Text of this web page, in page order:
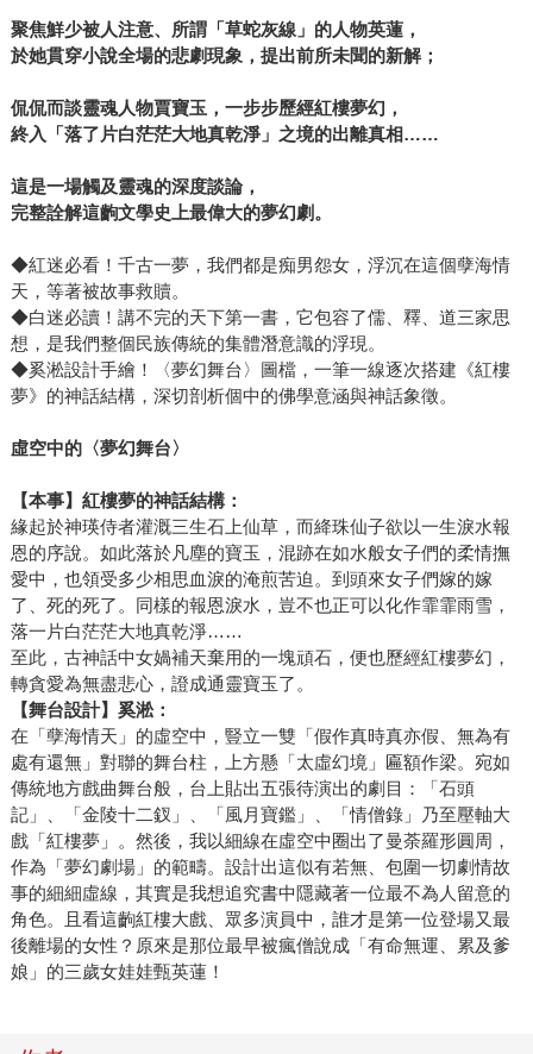
聚焦鮮少被人注意、所謂「草蛇灰線」的人物英蓮，
於她貫穿小說全場的悲劇現象，提出前所未聞的新解；
侃侃而談靈魂人物賈寶玉，一步步歷經紅樓夢幻，
終入
「落了片白茫茫大地真乾淨」之境的出離真相……
這是一場觸及靈魂的深度談論，
完整詮解這齣文學史上最偉大的夢幻劇。
◆紅迷必看！千古一夢，我們都是痴男怨女，浮沉在這個孽海情
天，等著被故事救贖。
◆白迷必讀！講不完的天下第一書，它包容了儒、釋、道三家思
想，是我們整個民族傳統的集體潛意識的浮現。
◆奚淞設計手繪！〈夢幻舞台〉圖檔，一筆一線逐次搭建《紅樓
夢》的神話結構，深切剖析個中的佛學意涵與神話象徵。
虛空中的〈夢幻舞台〉
【本事】 紅樓夢的神話結構：
緣起於神瑛侍者灌溉三生石上仙草，而絳珠仙子欲以一生淚水報
恩的序說。如此落於凡塵的寶玉，混跡在如水般女子們的柔情撫
愛中，也領受多少相思血淚的淹煎苦迫。到頭來女子們嫁的嫁
了、死的死了。同樣的報恩淚水，豈不也正可以化作霏霏雨雪，
落一片白茫茫大地真乾淨……
至此，古神話中女媧補天棄用的一塊頑石，便也歷經紅樓夢幻，
轉貪愛為無盡悲心，證成通靈寶玉了。
【舞台設計】 奚淞：
在「孽海情天」的虛空中，豎立一雙「假作真時真亦假、無為有
處有還無」對聯的舞台柱，上方懸「太虛幻境」匾額作梁。宛如
傳統地方戲曲舞台般，台上貼出五張待演出的劇目：「石頭
記」、「金陵十二釵」、「風月寶鑑」、「情僧錄」乃至壓軸大
戲「紅樓夢」。然後，我以細線在虛空中圈出了曼荼羅形圓周，
作為「夢幻劇場」的範疇。設計出這似有若無、包圍一切劇情故
事的細細虛線，其實是我想追究書中隱藏著一位最不為人留意的
角色。且看這齣紅樓大戲、眾多演員中，誰才是第一位登場又最
後離場的女性？原來是那位最早被瘋僧說成「有命無運、累及爹
娘」的三歲女娃娃甄英蓮！